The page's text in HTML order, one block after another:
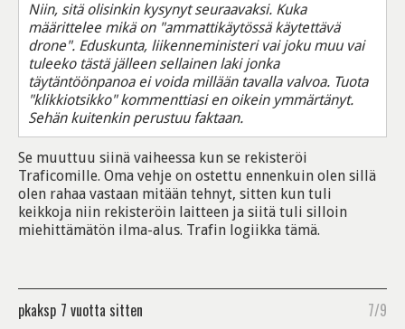
Niin, sitä olisinkin kysynyt seuraavaksi. Kuka
määrittelee mikä on "ammattikäytössä käytettävä
drone". Eduskunta, liikenneministeri vai joku muu vai
tuleeko tästä jälleen sellainen laki jonka
täytäntöönpanoa ei voida millään tavalla valvoa. Tuota
"klikkiotsikko" kommenttiasi en oikein ymmärtänyt.
Sehän kuitenkin perustuu faktaan.
Se muuttuu siinä vaiheessa kun se rekisteröi
Traficomille. Oma vehje on ostettu ennenkuin olen sillä
olen rahaa vastaan mitään tehnyt, sitten kun tuli
keikkoja niin rekisteröin laitteen ja siitä tuli silloin
miehittämätön ilma-alus. Trafin logiikka tämä.
pkaksp 7 vuotta sitten 7/9